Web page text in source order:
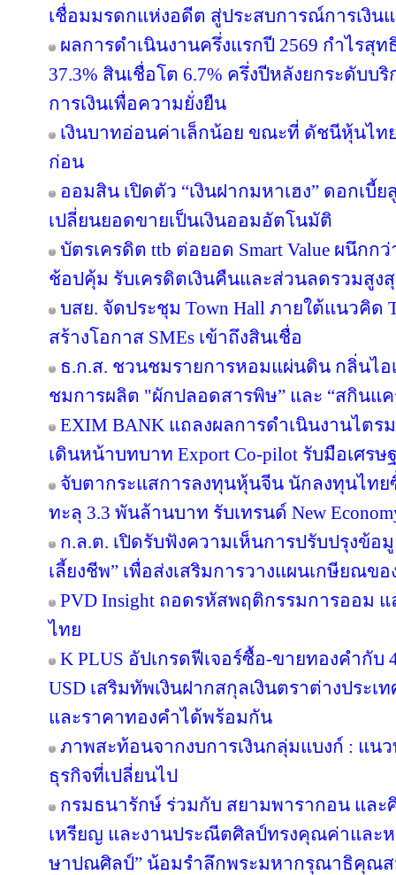
เชื่อมมรดกแห่งอดีต สู่ประสบการณ์การเงิน
ผลการดำเนินงานครึ่งแรกปี 2569 กำไรสุท
37.3% สินเชื่อโต 6.7% ครึ่งปีหลังยกระดับบ
การเงินเพื่อความยั่งยืน
เงินบาทอ่อนค่าเล็กน้อย ขณะที่ ดัชนีหุ้นไท
ก่อน
ออมสิน เปิดตัว “เงินฝากมหาเฮง” ดอกเบี้
เปลี่ยนยอดขายเป็นเงินออมอัตโนมัติ
บัตรเครดิต ttb ต่อยอด Smart Value ผนึก
ช้อปคุ้ม รับเครดิตเงินคืนและส่วนลดรวมสูง
บสย. จัดประชุม Town Hall ภายใต้แนวคิด
สร้างโอกาส SMEs เข้าถึงสินเชื่อ
ธ.ก.ส. ชวนชมรายการหอมแผ่นดิน กลิ่นไ
ชมการผลิต "ผักปลอดสารพิษ” และ “สกินแ
EXIM BANK แถลงผลการดำเนินงานไตร
เดินหน้าบทบาท Export Co-pilot รับมือเศรษ
จับตากระแสการลงทุนหุ้นจีน นักลงทุนไทยซื้
ทะลุ 3.3 พันล้านบาท รับเทรนด์ New
ก.ล.ต. เปิดรับฟังความเห็นการปรับปรุงข้อ
เลี้ยงชีพ” เพื่อส่งเสริมการวางแผนเกษียณข
PVD Insight ถอดรหัสพฤติกรรมการออม
ไทย
K PLUS อัปเกรดฟีเจอร์ซื้อ-ขายทองคำกับ
USD เสริมทัพเงินฝากสกุลเงินตราต่างประเ
และราคาทองคำได้พร้อมกัน
ภาพสะท้อนจากงบการเงินกลุ่มแบงก์ : แ
ธุรกิจที่เปลี่ยนไป
กรมธนารักษ์ ร่วมกับ สยามพารากอน แล
เหรียญ และงานประณีตศิลป์ทรงคุณค่าและ
ษาปณศิลป์” น้อมรำลึกพระมหากรุณาธิคุณ